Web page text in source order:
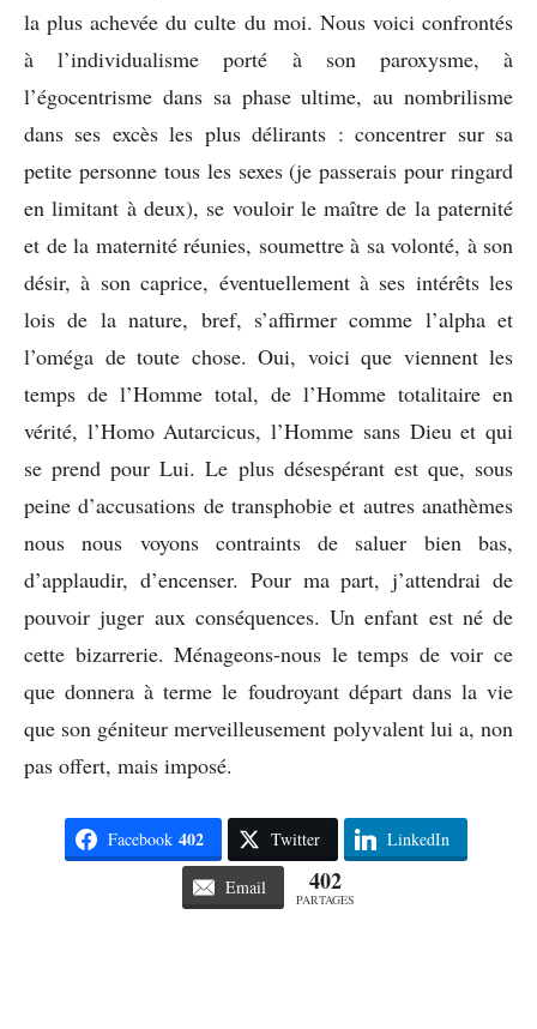
la plus achevée du culte du moi. Nous voici confrontés
à l’individualisme porté à son paroxysme, à
l’égocentrisme dans sa phase ultime, au nombrilisme
dans ses excès les plus délirants : concentrer sur sa
petite personne tous les sexes (je passerais pour ringard
en limitant à deux), se vouloir le maître de la paternité
et de la maternité réunies, soumettre à sa volonté, à son
désir, à son caprice, éventuellement à ses intérêts les
lois de la nature, bref, s’affirmer comme l’alpha et
l’oméga de toute chose. Oui, voici que viennent les
temps de l’Homme total, de l’Homme totalitaire en
vérité, l’Homo Autarcicus, l’Homme sans Dieu et qui
se prend pour Lui. Le plus désespérant est que, sous
peine d’accusations de transphobie et autres anathèmes
nous nous voyons contraints de saluer bien bas,
d’applaudir, d’encenser. Pour ma part, j’attendrai de
pouvoir juger aux conséquences. Un enfant est né de
cette bizarrerie. Ménageons-nous le temps de voir ce
que donnera à terme le foudroyant départ dans la vie
que son géniteur merveilleusement polyvalent lui a, non
pas offert, mais imposé.
Facebook 402 Twitter LinkedIn
Email 402
PARTAGES